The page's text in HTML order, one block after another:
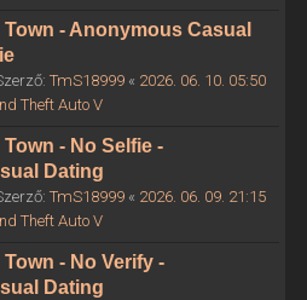
- Anonymous Casual
TmS18999« 2026. 06. 10. 05:50
Theft Auto V
- No Selfie -
Dating
TmS18999« 2026. 06. 09. 21:15
Theft Auto V
- No Verify -
Dating